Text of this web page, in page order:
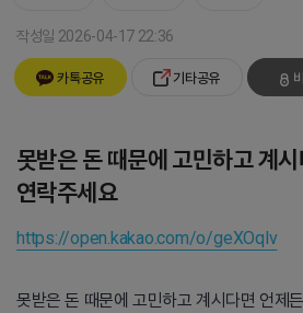
작성일 2026-04-17 22:36
카톡공유 기타공유
못받은 돈 때문에 고민하고 계시
연락주세요
https://open.kakao.com/o/geXOqlv
못받은 돈 때문에 고민하고 계시다면 언제